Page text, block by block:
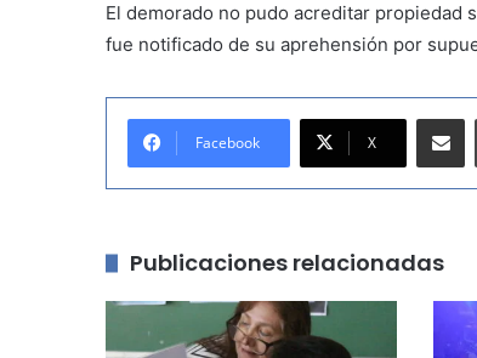
El demorado no pudo acreditar propiedad
fue notificado de su aprehensión por
Facebook X
Publicaciones relacionadas